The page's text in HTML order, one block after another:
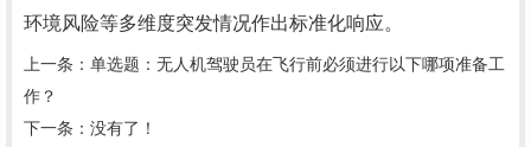
环境风险等多维度突发情况作出标准化响应。
上一条： 单选题：无人机驾驶员在飞行前必须进行以下哪项准备工
作？
下一条：没有了！